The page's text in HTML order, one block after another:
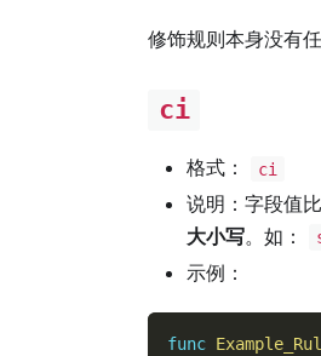
修饰规则本身没有
ci
格式： ci
说明：字段值
大小写。如：
示例：
func